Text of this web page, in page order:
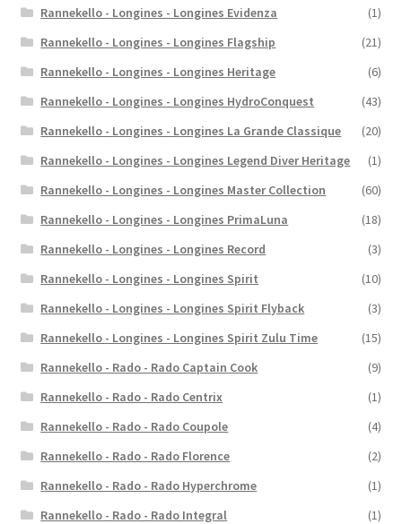
Rannekello - Longines - Longines Evidenza
(1)
Rannekello - Longines - Longines Flagship
(21)
Rannekello - Longines - Longines Heritage
(6)
Rannekello - Longines - Longines HydroConquest
(43)
Rannekello - Longines - Longines La Grande Classique
(20)
Rannekello - Longines - Longines Legend Diver Heritage
(1)
Rannekello - Longines - Longines Master Collection
(60)
Rannekello - Longines - Longines PrimaLuna
(18)
Rannekello - Longines - Longines Record
(3)
Rannekello - Longines - Longines Spirit
(10)
Rannekello - Longines - Longines Spirit Flyback
(3)
Rannekello - Longines - Longines Spirit Zulu Time
(15)
Rannekello - Rado - Rado Captain Cook
(9)
Rannekello - Rado - Rado Centrix
(1)
Rannekello - Rado - Rado Coupole
(4)
Rannekello - Rado - Rado Florence
(2)
Rannekello - Rado - Rado Hyperchrome
(1)
Rannekello - Rado - Rado Integral
(1)